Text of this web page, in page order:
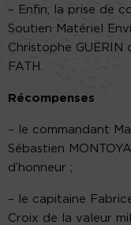
– Enfin, la prise de
Soutien Matériel
Christophe GUERIN
FATH.
Récompenses
– le commandant
Sébastien
d’honneur ;
– le capitaine
Croix de la valeur